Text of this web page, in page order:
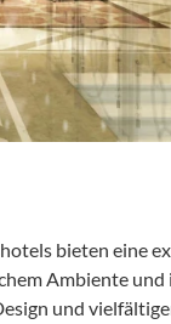
bieten eine
Ambiente
und